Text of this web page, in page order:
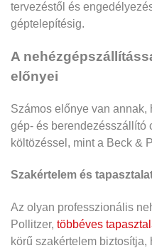
tervezéstől és
géptelepítésig.
A
előnyei
Számos előnye van
gép- és berendezésszállító
költözéssel, mint a Beck &
Szakértelem és
Az olyan professzionális
Pollitzer, többéves
körű szakértelem